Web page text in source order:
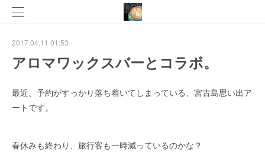
2017.04.11 01:53
アロマワックスバーとコラボ。
最近、予約がすっかり落ち着いてしまっている、宮古島思い出ア
ートです。
春休みも終わり、旅行客も一時減っているのかな？